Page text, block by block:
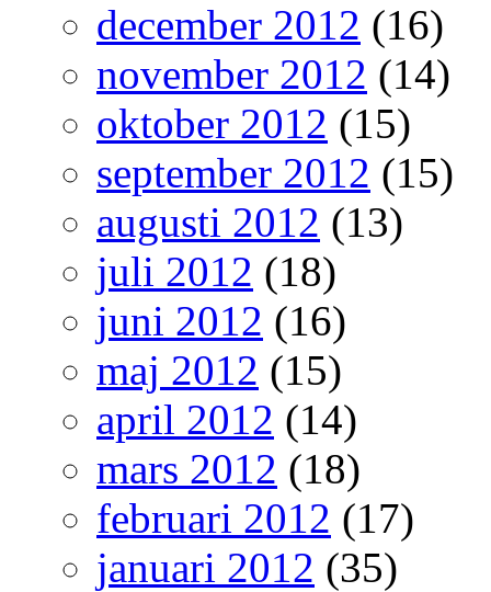
december 2012 (16)
november 2012 (14)
oktober 2012 (15)
september 2012 (15)
augusti 2012 (13)
juli 2012 (18)
juni 2012 (16)
maj 2012 (15)
april 2012 (14)
mars 2012 (18)
februari 2012 (17)
januari 2012 (35)